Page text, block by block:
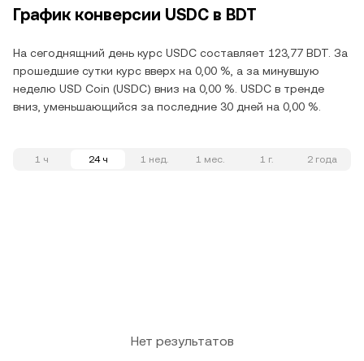
График конверсии USDC в BDT
На сегоднящний день курс USDC составляет 123,77 BDT. За
прошедшие сутки курс вверх на 0,00 %, а за минувшую
неделю USD Coin (USDC) вниз на 0,00 %. USDC в тренде
вниз, уменьшающийся за последние 30 дней на 0,00 %.
1 ч 24 ч 1 нед. 1 мес. 1 г. 2 года
Нет результатов